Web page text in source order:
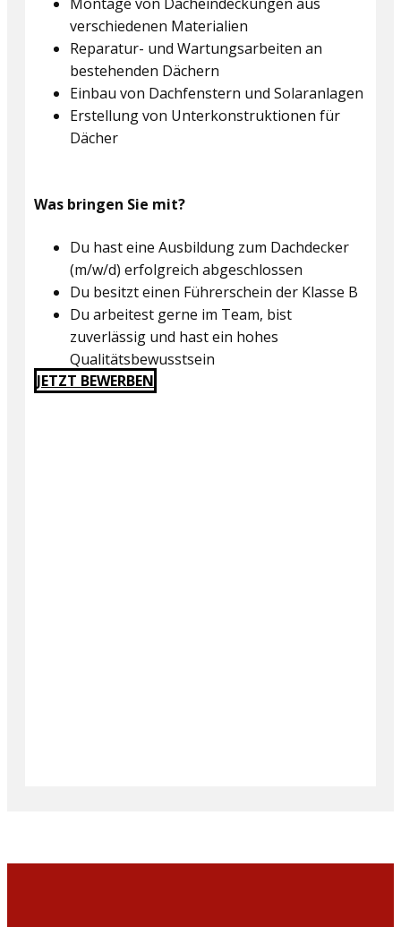
verschiedenen Materialien
Reparatur- und Wartungsarbeiten an
bestehenden Dächern
Einbau von Dachfenstern und Solaranlagen
Erstellung von Unterkonstruktionen für
Dächer
Was bringen Sie mit?
Du hast eine Ausbildung zum Dachdecker
(m/w/d) erfolgreich abgeschlossen
Du besitzt einen Führerschein der Klasse B
Du arbeitest gerne im Team, bist
zuverlässig und hast ein hohes
Qualitätsbewusstsein
JETZT BEWERBEN